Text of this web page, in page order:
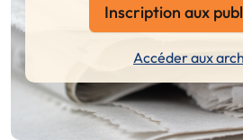
Inscription aux
Accéder aux